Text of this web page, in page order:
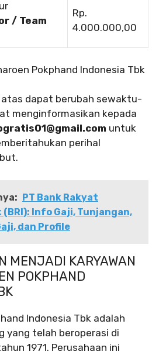
/ Team
Rp.
4.000.000,00
Pokphand Indonesia Tbk
dapat berubah sewaktu-
menginformasikan kepada
untuk
perihal
PT Bank Rakyat
(BRI): Info Gaji, Tunjangan,
dan Profile
MENJADI KARYAWAN
POKPHAND
Indonesia Tbk adalah
yang telah beroperasi di
1971. Perusahaan ini